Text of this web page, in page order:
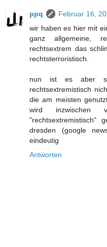
ppq
Februar 16,
wir haben es hier mit
ganz allgemeine,
rechtsextrem das
rechtsterroristisch.
nun ist es aber
rechtsextremistisch
die am meisten
wird inzwischen
"rechtsextremistisch"
dresden (google
eindeutig
Antworten